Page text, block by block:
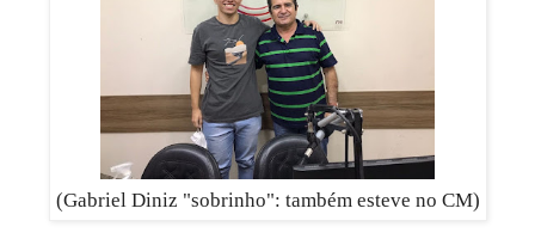
(Gabriel Diniz "sobrinho": também esteve no CM)